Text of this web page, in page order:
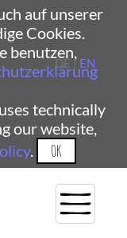
auf unserer
Cookies.
benutzen,
technically
our website,
. OK
DE | EN